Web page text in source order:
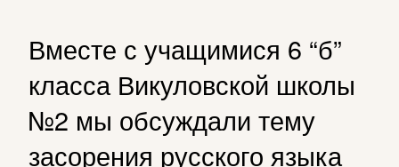
Вместе с учащимися 6 “б”
класса Викуловской школы
№2 мы обсуждали тему
засорения русского языка